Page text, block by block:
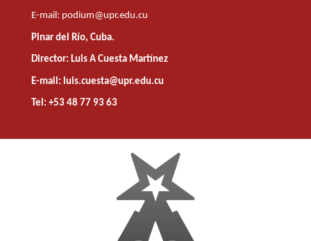
E-mail: podium@upr.edu.cu
Pinar del Río, Cuba.
Director: Luis A Cuesta Martínez
E-mail: luis.cuesta@upr.edu.cu
Tel: +53 48 77 93 63